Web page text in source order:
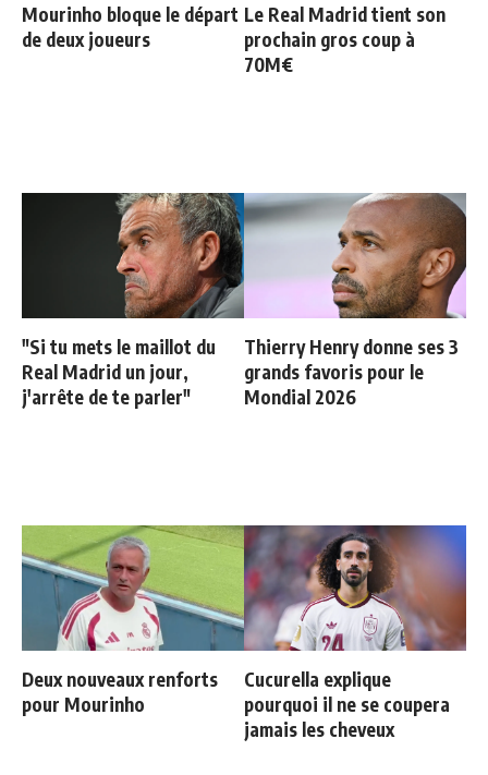
Mourinho bloque le départ
de deux joueurs
Le Real Madrid tient son
prochain gros coup à
70M€
"Si tu mets le maillot du
Real Madrid un jour,
j'arrête de te parler"
Thierry Henry donne ses 3
grands favoris pour le
Mondial 2026
Deux nouveaux renforts
pour Mourinho
Cucurella explique
pourquoi il ne se coupera
jamais les cheveux